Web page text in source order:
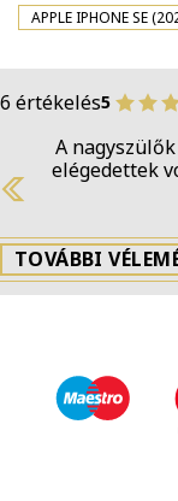
APPLE IPHONE SE
6 értékelés5
A
elégedettek
Previous
TOVÁBBI